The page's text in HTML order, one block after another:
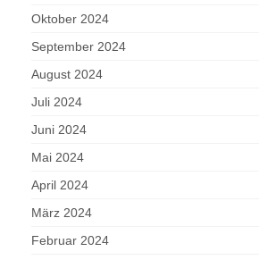
Oktober 2024
September 2024
August 2024
Juli 2024
Juni 2024
Mai 2024
April 2024
März 2024
Februar 2024